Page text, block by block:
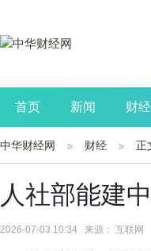
首页 新闻 财经
公司 生活 读书
中华财经网 财经 正
人社部能建
2026-07-03 10:34 来源： 互联网